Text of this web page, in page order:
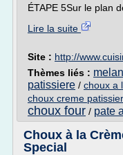
ÉTAPE 5Sur le plan
Lire la suite
Site : http://
Thèmes liés :
patissiere / choux a
choux creme
choux four / pate
Choux à la
Special